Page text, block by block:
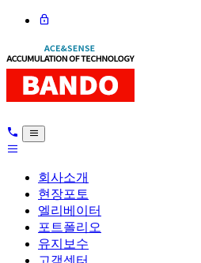
회사소개
현장포토
엘리베이터
포트폴리오
유지보수
고객센터